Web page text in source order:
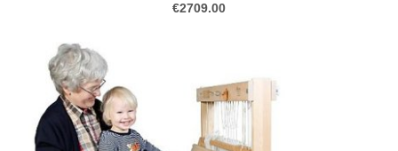
€2709.00